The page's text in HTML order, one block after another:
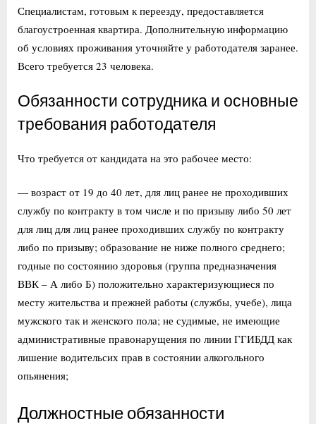
Специалистам, готовым к переезду, предоставляется
благоустроенная квартира. Дополнительную информацию
об условиях проживания уточняйте у работодателя заранее.
Всего требуется 23 человека.
Обязанности сотрудника и основные
требования работодателя
Что требуется от кандидата на это рабочее место:
— возраст от 19 до 40 лет, для лиц ранее не проходивших
службу по контракту в том числе и по призыву либо 50 лет
для лиц для лиц ранее проходивших службу по контракту
либо по призыву; образование не ниже полного среднего;
годные по состоянию здоровья (группа предназначения
ВВК – А либо Б) положительно характеризующиеся по
месту жительства и прежней работы (службы, учебе), лица
мужского так и женского пола; не судимые, не имеющие
административные правонарущения по линии ГГИБДД как
лишение водительсих прав в состоянии алкогольного
опьянения;
Должностные обязанности